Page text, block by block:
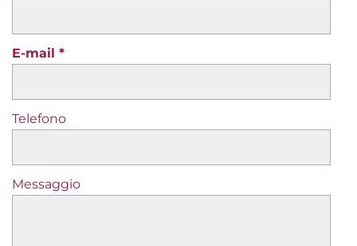
E-mail
Telefono
Messaggio